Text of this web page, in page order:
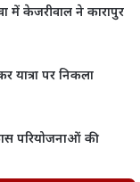
में केजरीवाल ने कारापुर
यात्रा पर निकला
परियोजनाओं की